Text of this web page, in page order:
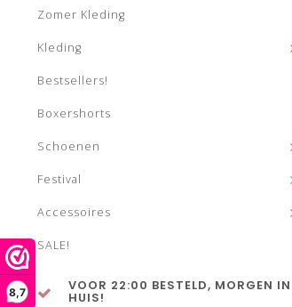
8,7
Zomer Kleding
Kleding
Bestsellers!
Boxershorts
Schoenen
Festival
Accessoires
SALE!
VOOR 22:00 BESTELD, MORGEN IN
HUIS!